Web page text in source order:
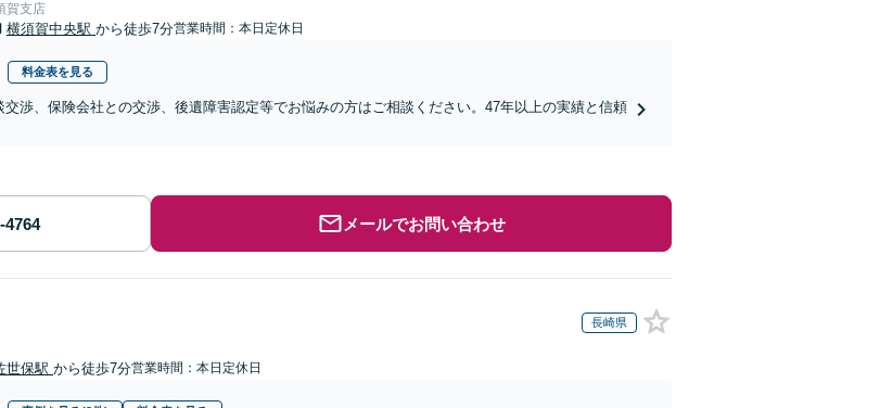
賀支店
横須賀中央駅 から徒歩7分営業時間：本日定休日
料金表を見る
交渉、保険会社との交渉、後遺障害認定等でお悩みの方はご相談ください。47年以上の実績と信頼
メールでお問い合わせ
長崎県
世保駅 から徒歩7分営業時間：本日定休日